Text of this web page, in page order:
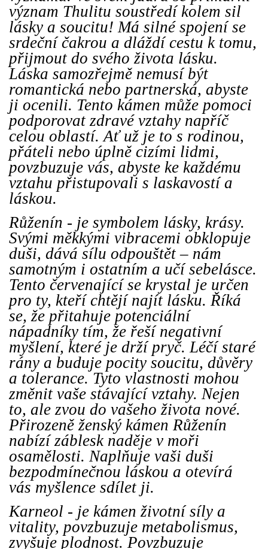
význam Thulitu soustředí kolem sil
lásky a soucitu! Má silné spojení se
srdeční čakrou a dláždí cestu k tomu,
přijmout do svého života lásku.
Láska samozřejmě nemusí být
romantická nebo partnerská, abyste
ji ocenili. Tento kámen může pomoci
podporovat zdravé vztahy napříč
celou oblastí. Ať už je to s rodinou,
přáteli nebo úplně cizími lidmi,
povzbuzuje vás, abyste ke každému
vztahu přistupovali s laskavostí a
láskou.
Růženín - je symbolem lásky, krásy.
Svými měkkými vibracemi obklopuje
duši, dává sílu odpouštět – nám
samotným i ostatním a učí sebelásce.
Tento červenající se krystal je určen
pro ty, kteří chtějí najít lásku. Říká
se, že přitahuje potenciální
nápadníky tím, že řeší negativní
myšlení, které je drží pryč. Léčí staré
rány a buduje pocity soucitu, důvěry
a tolerance. Tyto vlastnosti mohou
změnit vaše stávající vztahy. Nejen
to, ale zvou do vašeho života nové.
Přirozeně ženský kámen Růženín
nabízí záblesk naděje v moři
osamělosti. Naplňuje vaši duši
bezpodmínečnou láskou a otevírá
vás myšlence sdílet ji.
Karneol - je kámen životní síly a
vitality, povzbuzuje metabolismus,
zvyšuje plodnost. Povzbuzuje